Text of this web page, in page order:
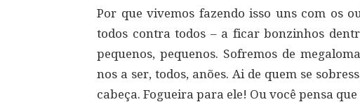
Por que vivemos fazendo isso uns com os
todos contra todos – a ficar bonzinhos
pequenos, pequenos. Sofremos de
nos a ser, todos, anões. Ai de quem se
cabeça. Fogueira para ele! Ou você pensa